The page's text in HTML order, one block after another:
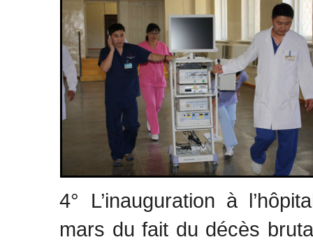
4° L’inauguration à
mars du fait du décès